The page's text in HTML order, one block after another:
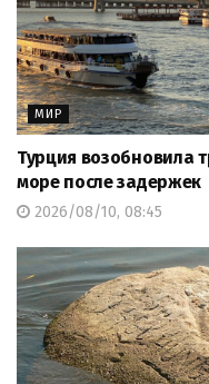
МИР
Турция возобновила
море после задержек
2026/08/10, 08:45